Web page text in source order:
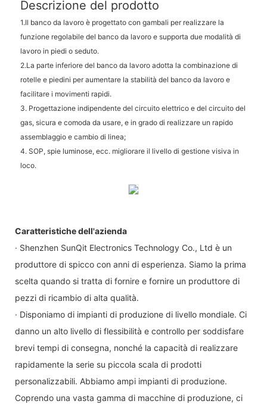
Descrizione del prodotto
1.Il banco da lavoro è progettato con gambali per realizzare la
funzione regolabile del banco da lavoro e supporta due modalità di
lavoro in piedi o seduto.
2.La parte inferiore del banco da lavoro adotta la combinazione di
rotelle e piedini per aumentare la stabilità del banco da lavoro e
facilitare i movimenti rapidi.
3. Progettazione indipendente del circuito elettrico e del circuito del
gas, sicura e comoda da usare, e in grado di realizzare un rapido
assemblaggio e cambio di linea;
4. SOP, spie luminose, ecc. migliorare il livello di gestione visiva in
loco.
Caratteristiche dell'azienda
· Shenzhen SunQit Electronics Technology Co., Ltd è un
produttore di spicco con anni di esperienza. Siamo la prima
scelta quando si tratta di fornire e fornire un produttore di
pezzi di ricambio di alta qualità.
· Disponiamo di impianti di produzione di livello mondiale. Ci
danno un alto livello di flessibilità e controllo per soddisfare
brevi tempi di consegna, nonché la capacità di realizzare
rapidamente la serie su piccola scala di prodotti
personalizzabili. Abbiamo ampi impianti di produzione.
Coprendo una vasta gamma di macchine di produzione, ci